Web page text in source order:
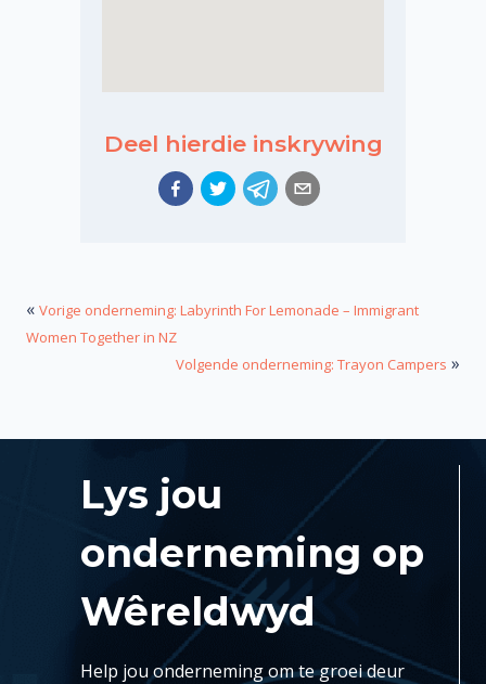
Deel hierdie inskrywing
« Vorige onderneming: Labyrinth For Lemonade – Immigrant
Women Together in NZ
Volgende onderneming: Trayon Campers »
Lys jou
onderneming op
Wêreldwyd
Help jou onderneming om te groei deur